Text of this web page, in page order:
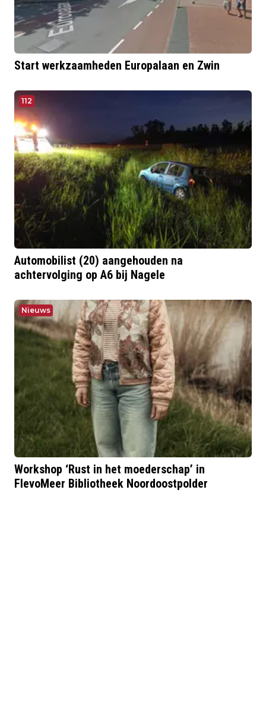
Start werkzaamheden Europalaan en Zwin
112
Automobilist (20) aangehouden na
achtervolging op A6 bij Nagele
Nieuws
Workshop ‘Rust in het moederschap’ in
FlevoMeer Bibliotheek Noordoostpolder